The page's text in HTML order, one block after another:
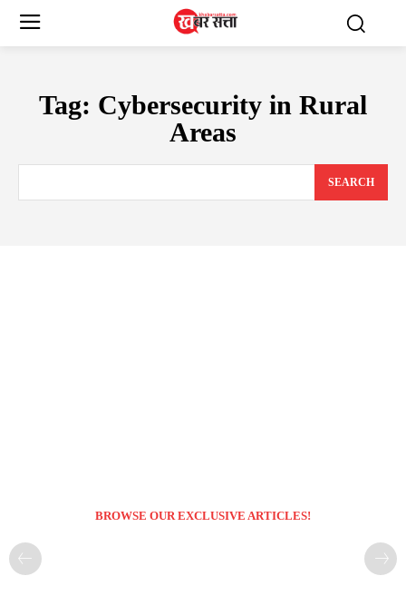
Tag: Cybersecurity in Rural
Areas
SEARCH
BROWSE OUR EXCLUSIVE ARTICLES!